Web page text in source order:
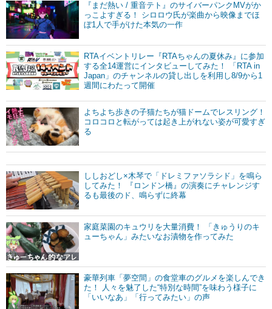
『まだ熱い / 重音テト』のサイバーパンクMVがか
っこよすぎる！ シロロウ氏が楽曲から映像までほ
ぼ1人で手がけた本気の一作
RTAイベントリレー『RTAちゃんの夏休み』に参加
する全14運営にインタビューしてみた！ 「RTA in
Japan」のチャンネルの貸し出しを利用し8/9から1
週間にわたって開催
よちよち歩きの子猫たちが猫ドームでレスリング！
コロコロと転がっては起き上がれない姿が可愛すぎ
る
ししおどし×木琴で「ドレミファソラシド」を鳴ら
してみた！ 『ロンドン橋』の演奏にチャレンジす
るも最後のド、鳴らずに終幕
家庭菜園のキュウリを大量消費！ 「きゅうりのキ
ューちゃん」みたいなお漬物を作ってみた
豪華列車「夢空間」の食堂車のグルメを楽しんでき
た！ 人々を魅了した“特別な時間”を味わう様子に
「いいなあ」「行ってみたい」の声